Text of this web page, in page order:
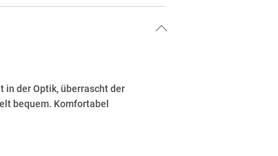
in der Optik, überrascht der
bequem. Komfortabel